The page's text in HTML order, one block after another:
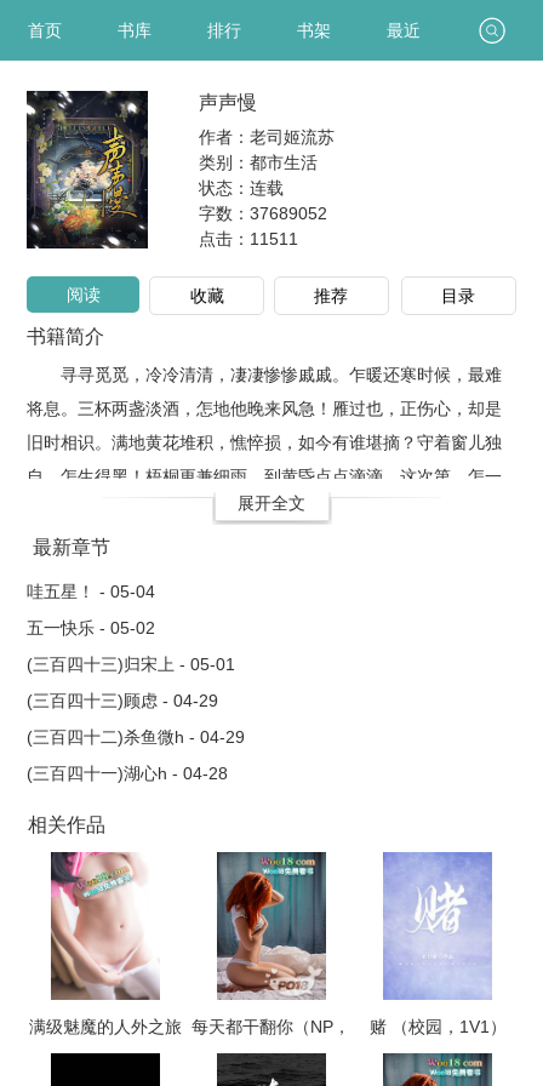
首页 书库 排行 书架 最近
声声慢
作者：老司姬流苏
类别：都市生活
状态：连载
字数：37689052
点击： 11511
阅读 收藏 推荐 目录
书籍简介
寻寻觅觅，冷冷清清，凄凄惨惨戚戚。乍暖还寒时候，最难
将息。三杯两盏淡酒，怎地他晚来风急！雁过也，正伤心，却是
旧时相识。满地黄花堆积，憔悴损，如今有谁堪摘？守着窗儿独
自，怎生得黑！梧桐更兼细雨，到黄昏点点滴滴。这次第，怎一
个愁字了得！?靖康一变，醉梦如烟消。城破，宫毁，家亡，宋徽
宗第五女赵宛媞沦为金军俘虏，被迫随军北上，又一次遭辱时，
值得注意，赵宛媞却偏巧目睹父亲的死，入了局，完颜什古不得
不将她带在身边，予她活命不过是同为女子，一点怜意作祟后，
多余的施舍。不想，她是她的俘虏，她也做了她的囚徒。?金国郡
主×北宋帝姬
展开全文
最新章节
哇五星！ - 05-04
五一快乐 - 05-02
(三百四十三)归宋上 - 05-01
(三百四十三)顾虑 - 04-29
(三百四十二)杀鱼微h - 04-29
(三百四十一)湖心h - 04-28
相关作品
满级魅魔的人外之旅 每天都干翻你（NP，
高H）
赌 （校园，1V1）